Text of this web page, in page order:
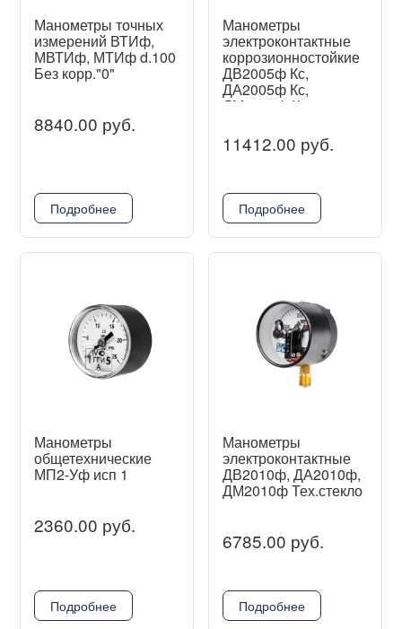
Манометры точных
измерений ВТИф,
МВТИф, МТИф d.100
Без корр."0"
8840.00 руб.
Подробнее
Манометры
электроконтактные
коррозионностойкие
ДВ2005ф Кс,
ДА2005ф Кс,
ДМ2005ф Кс
11412.00 руб.
Подробнее
Манометры
общетехнические
МП2-Уф исп 1
2360.00 руб.
Подробнее
Манометры
электроконтактные
ДВ2010ф, ДА2010ф,
ДМ2010ф Тех.стекло
6785.00 руб.
Подробнее